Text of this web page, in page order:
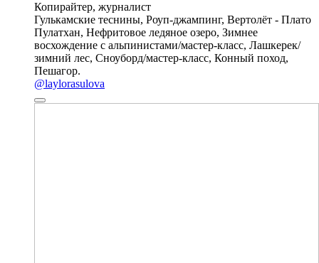
Копирайтер, журналист
Гулькамские теснины, Роуп-джампинг, Вертолёт - Плато
Пулатхан, Нефритовое ледяное озеро, Зимнее
восхождение с альпинистами/мастер-класс, Лашкерек/
зимний лес, Сноуборд/мастер-класс, Конный поход,
Пешагор.
@laylorasulova